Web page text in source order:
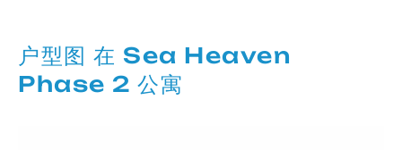
户型图 在 Sea Heaven
Phase 2 公寓